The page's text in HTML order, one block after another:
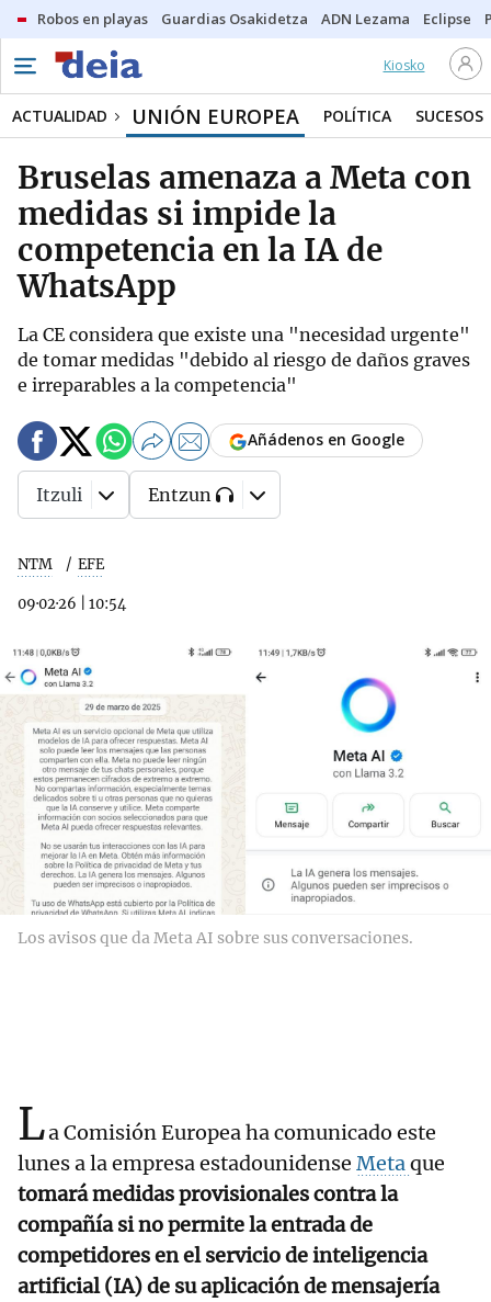
Robos en playas Guardias Osakidetza ADN Lezama Eclipse
Kiosko
ACTUALIDAD UNIÓN EUROPEA POLÍTICA SUCESOS
Bruselas amenaza a Meta con
medidas si impide la
competencia en la IA de
WhatsApp
La CE considera que existe una "necesidad urgente"
de tomar medidas "debido al riesgo de daños graves
e irreparables a la competencia"
NTM EFE
09·02·26 10:54
Añádenos en Google
Itzuli Entzun
Los avisos que da Meta AI sobre sus conversaciones.
La Comisión Europea ha comunicado este
lunes a la empresa estadounidense Metaque
tomará medidas provisionales contra la
compañía si no permite la entrada de
competidores en el servicio de inteligencia
artificial (IA) de su aplicación de mensajería